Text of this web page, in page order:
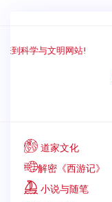
到科学与文明网站!
道家文化
解密《西游记》
小说与随笔